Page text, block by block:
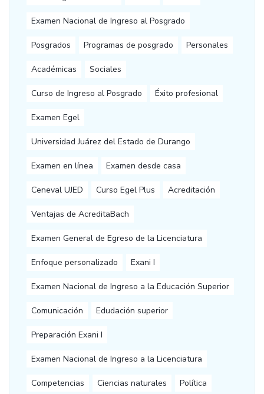
Examen Nacional de Ingreso al Posgrado
Posgrados Programas de posgrado Personales
Académicas Sociales
Curso de Ingreso al Posgrado Éxito profesional
Examen Egel
Universidad Juárez del Estado de Durango
Examen en línea Examen desde casa
Ceneval UJED Curso Egel Plus Acreditación
Ventajas de AcreditaBach
Examen General de Egreso de la Licenciatura
Enfoque personalizado Exani I
Examen Nacional de Ingreso a la Educación Superior
Comunicación Edudación superior
Preparación Exani I
Examen Nacional de Ingreso a la Licenciatura
Competencias Ciencias naturales Política